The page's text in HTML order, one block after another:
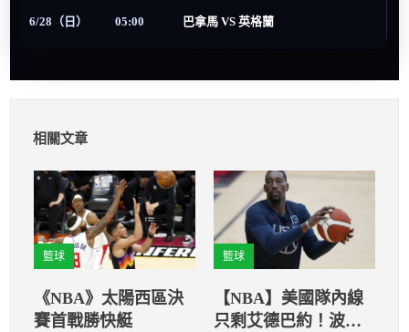
6/28（日） 05:00 巴拿馬 VS 英格蘭
相關文章
籃球
《NBA》太陽西區決
賽首戰勝快艇
籃球
【NBA】美國隊內線
只剩艾德巴約！波